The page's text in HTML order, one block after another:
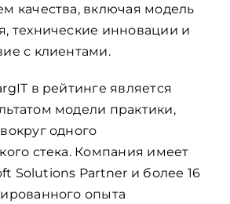
качества, включая модель
технические инновации и
с клиентами.
в рейтинге является
модели практики,
одного
стека. Компания имеет
Solutions Partner и более 16
опыта